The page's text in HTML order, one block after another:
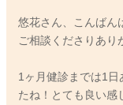
悠花さん、こんばん
ご相談くださりあり
1ヶ月健診までは1
たね！とても良い感